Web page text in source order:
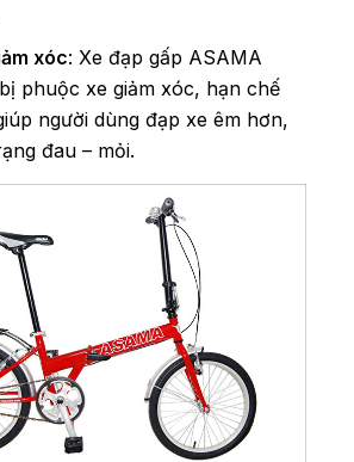
xóc: Xe đạp gấp ASAMA
phuộc xe giảm xóc, hạn chế
người dùng đạp xe êm hơn,
đau – mỏi.